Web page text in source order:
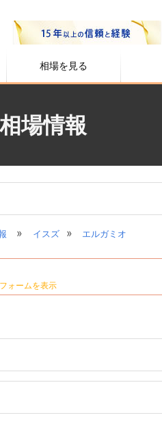
相場を見る
場情報
» イスズ » エルガミオ
ォームを表示